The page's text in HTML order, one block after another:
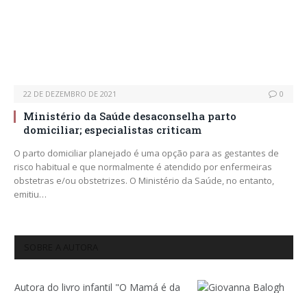
22 DE DEZEMBRO DE 2021 0
Ministério da Saúde desaconselha parto
domiciliar; especialistas criticam
O parto domiciliar planejado é uma opção para as gestantes de
risco habitual e que normalmente é atendido por enfermeiras
obstetras e/ou obstetrizes. O Ministério da Saúde, no entanto,
emitiu…
Autora do livro infantil "O Mamá é da